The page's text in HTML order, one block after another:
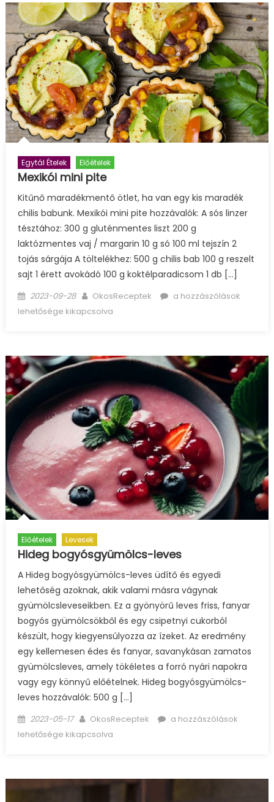
Egytál Ételek Előételek
Mexikói mini pite
Kitűnő maradékmentő ötlet, ha van egy kis maradék
chilis babunk. Mexikói mini pite hozzávalók: A sós linzer
tésztához: 300 g gluténmentes liszt 200 g
laktózmentes vaj / margarin 10 g só 100 ml tejszín 2
tojás sárgája A töltelékhez: 500 g chilis bab 100 g reszelt
sajt 1 érett avokádó 100 g koktélparadicsom 1 db […]
Posted
on
2023-09-28 Author
OkosReceptek
Mexikói
a hozzászólások
lehetősége kikapcsolva
Előételek Levesek
Hideg bogyósgyümölcs-leves
A Hideg bogyósgyümölcs-leves üdítő és egyedi
lehetőség azoknak, akik valami másra vágynak
gyümölcsleveseikben. Ez a gyönyörű leves friss, fanyar
bogyós gyümölcsökből és egy csipetnyi cukorból
készült, hogy kiegyensúlyozza az ízeket. Az eredmény
egy kellemesen édes és fanyar, savanykásan zamatos
gyümölcsleves, amely tökéletes a forró nyári napokra
vagy egy könnyű előételnek. Hideg bogyósgyümölcs-
leves hozzávalók: 500 g […]
Posted
on
2023-05-17 Author
OkosReceptek
Hideg
a hozzászólások
lehetősége kikapcsolva